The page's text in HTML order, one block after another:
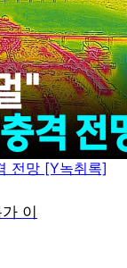
전망 [Y녹취록]